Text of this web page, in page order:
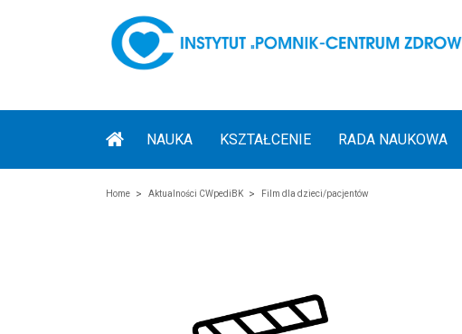
NAUKA KSZTAŁCENIE RADA NAUKOWA
Home Aktualności CWpediBK Film dla dzieci/pacjentów